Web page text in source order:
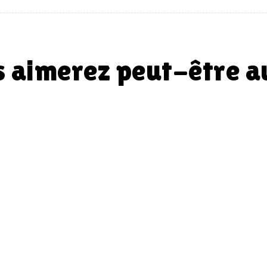
aimerez peut-être